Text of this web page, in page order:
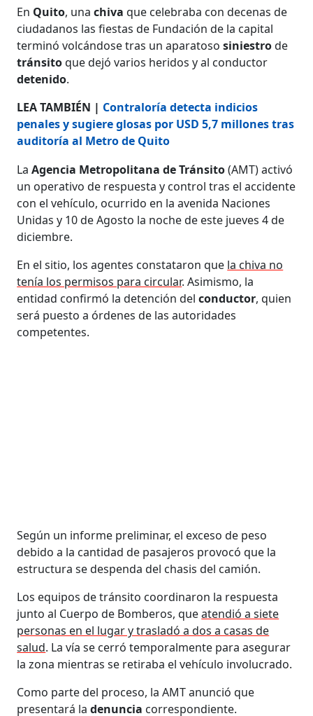
En Quito, unachivaque celebraba con decenas de
ciudadanos las fiestas de Fundación de la capital
terminó volcándose tras un aparatososiniestrode
tránsitoque dejó varios heridos y al conductor
detenido.
LEA TAMBIÉN | Contraloría detecta indicios
penales y sugiere glosas por USD 5,7 millones tras
auditoría al Metro de Quito
LaAgencia Metropolitana de Tránsito(AMT) activó
un operativo de respuesta y control tras el accidente
con el vehículo, ocurrido en la avenida Naciones
Unidas y 10 de Agosto la noche de este jueves 4 de
diciembre.
En el sitio, los agentes constataron que la chiva no
tenía los permisos para circular. Asimismo, la
entidad confirmó la detención delconductor, quien
será puesto a órdenes de las autoridades
competentes.
Según un informe preliminar, el exceso de peso
debido a la cantidad de pasajeros provocó que la
estructura se despenda del chasis del camión.
Los equipos de tránsito coordinaron la respuesta
junto al Cuerpo de Bomberos, queatendió a siete
personas en el lugar y trasladó a dos a casas de
salud. La vía se cerró temporalmente para asegurar
la zona mientras se retiraba el vehículo involucrado.
Como parte del proceso, la AMT anunció que
presentará ladenuncia correspondiente.